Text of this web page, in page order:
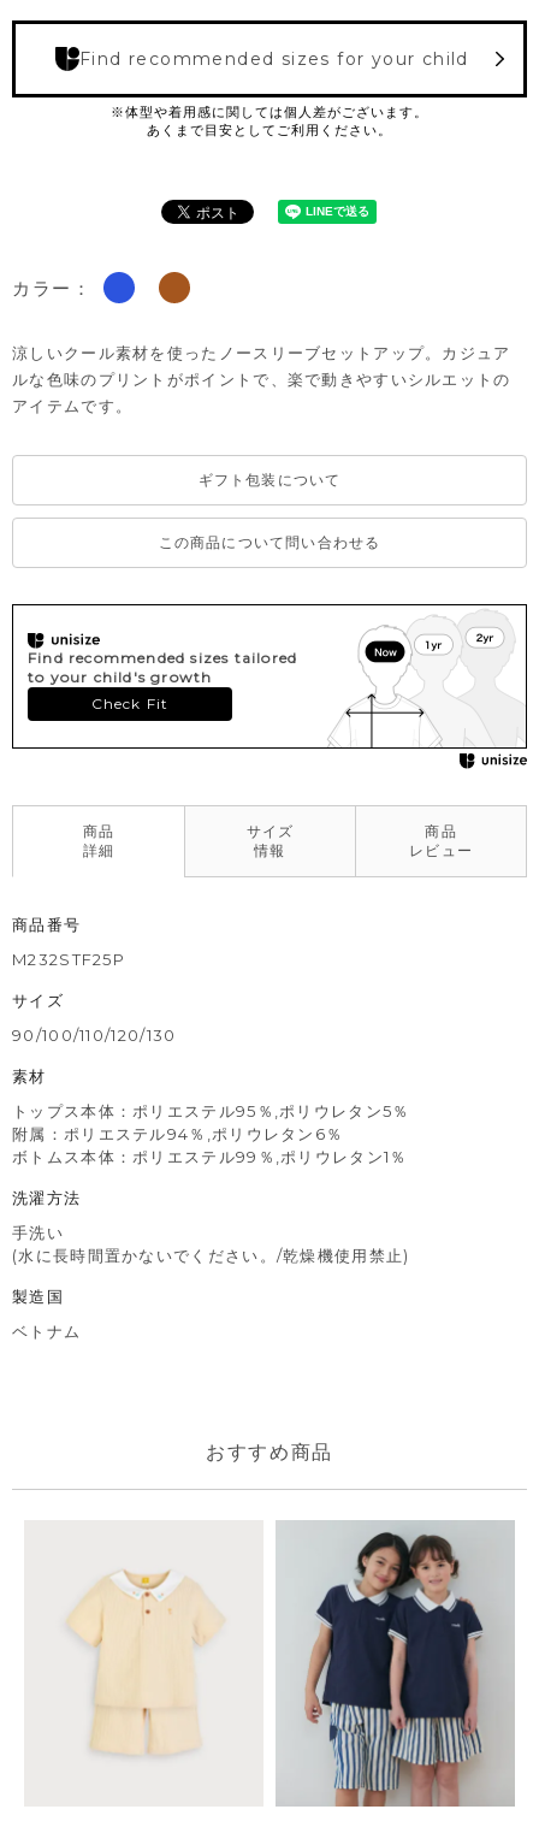
Find recommended sizes for your child
カラー：
涼しいクール素材を使ったノースリーブセットアップ。カジュア
ルな色味のプリントがポイントで、楽で動きやすいシルエットの
アイテムです。
ギフト包装について
この商品について問い合わせる
Find recommended sizes tailored
to your child's growth
Check Fit
商品
詳細
サイズ
情報
商品
レビュー
商品番号
M232STF25P
サイズ
90/100/110/120/130
素材
トップス本体：ポリエステル95％,ポリウレタン5％
附属：ポリエステル94％,ポリウレタン6％
ボトムス本体：ポリエステル99％,ポリウレタン1％
洗濯方法
手洗い
(水に長時間置かないでください。/乾燥機使用禁止)
製造国
ベトナム
おすすめ商品